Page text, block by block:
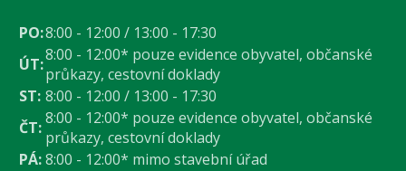
PO:8:00 - 12:00 / 13:00 - 17:30
ÚT:8:00 - 12:00* pouze evidence obyvatel, občanské
průkazy, cestovní doklady
ST: 8:00 - 12:00 / 13:00 - 17:30
ČT:8:00 - 12:00* pouze evidence obyvatel, občanské
průkazy, cestovní doklady
PÁ:8:00 - 12:00* mimo stavební úřad